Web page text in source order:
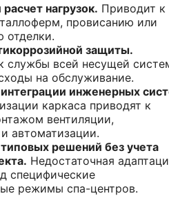
нагрузок. Приводит к
провисанию или
отделки.
защиты.
службы всей несущей
на обслуживание.
инженерных
каркаса приводят к
вентиляции,
автоматизации.
решений без учета
Недостаточная
специфические
режимы спа-центров.